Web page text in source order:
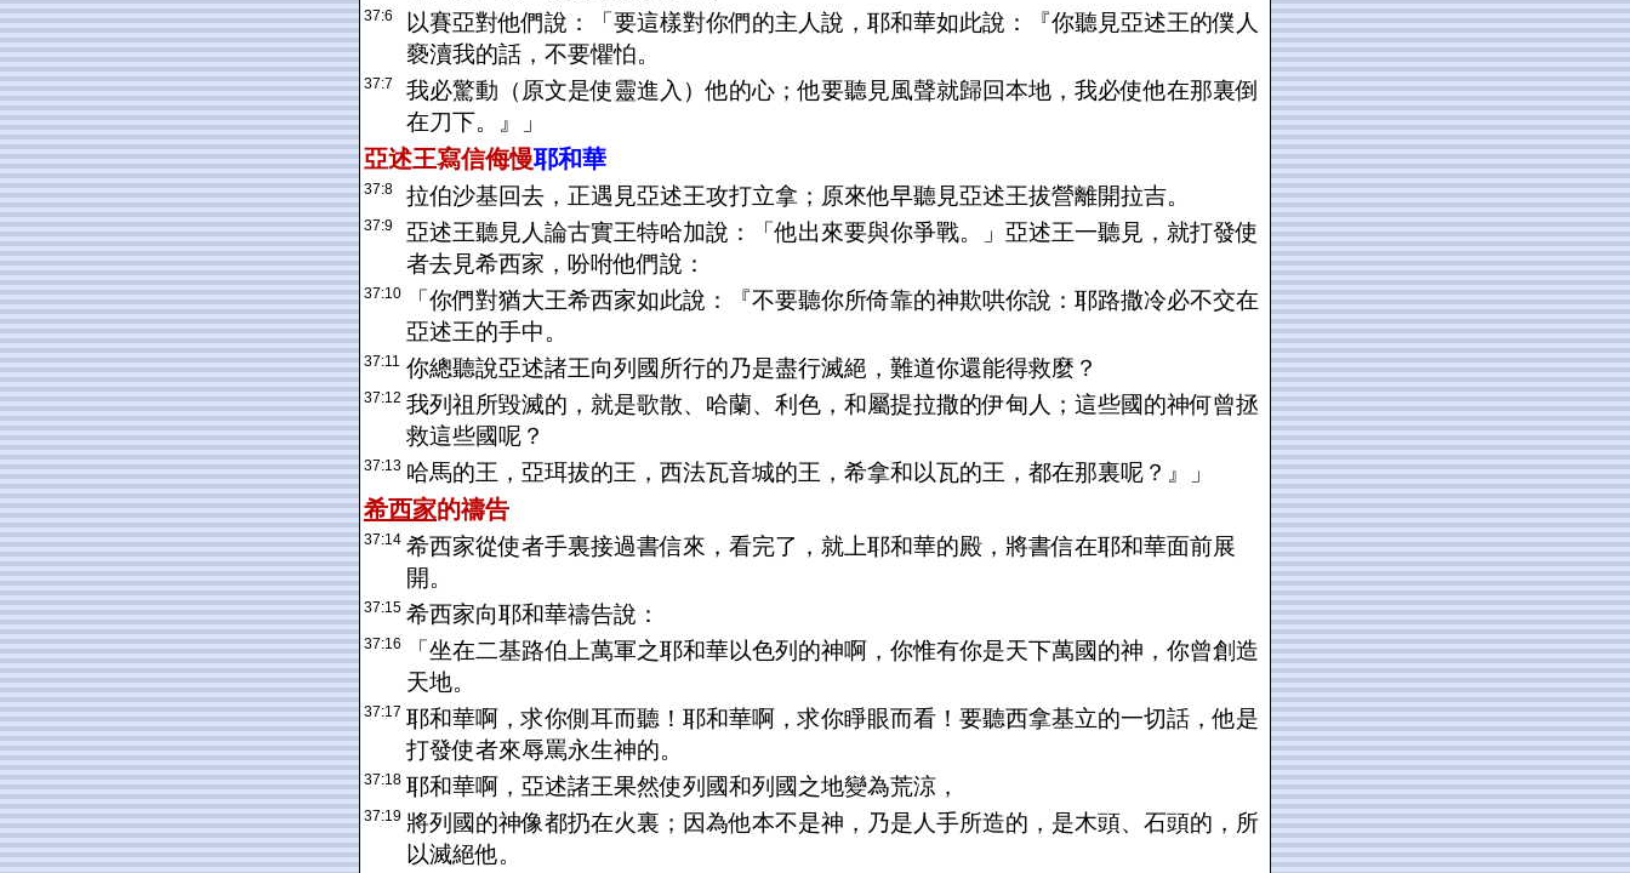
37:6
以賽亞對他們說：「要這樣對你們的主人說，耶和華如此說：『你聽見亞述王的僕人
褻瀆我的話，不要懼怕。
37:7
我必驚動（原文是使靈進入）他的心；他要聽見風聲就歸回本地，我必使他在那裏倒
在刀下。』」
亞述王寫信侮慢耶和華
37:8 拉伯沙基回去，正遇見亞述王攻打立拿；原來他早聽見亞述王拔營離開拉吉。
37:9
亞述王聽見人論古實王特哈加說：「他出來要與你爭戰。」亞述王一聽見，就打發使
者去見希西家，吩咐他們說：
37:10
「你們對猶大王希西家如此說：『不要聽你所倚靠的神欺哄你說：耶路撒冷必不交在
亞述王的手中。
37:11 你總聽說亞述諸王向列國所行的乃是盡行滅絕，難道你還能得救麼？
37:12 我列祖所毀滅的，就是歌散、哈蘭、利色，和屬提拉撒的伊甸人；這些國的神何曾拯
救這些國呢？
37:13 哈馬的王，亞珥拔的王，西法瓦音城的王，希拿和以瓦的王，都在那裏呢？』」
希西家的禱告
37:14 希西家從使者手裏接過書信來，看完了，就上耶和華的殿，將書信在耶和華面前展
開。
37:15 希西家向耶和華禱告說：
37:16
「坐在二基路伯上萬軍之耶和華以色列的神啊，你惟有你是天下萬國的神，你曾創造
天地。
37:17 耶和華啊，求你側耳而聽！耶和華啊，求你睜眼而看！要聽西拿基立的一切話，他是
打發使者來辱罵永生神的。
37:18 耶和華啊，亞述諸王果然使列國和列國之地變為荒涼，
37:19 將列國的神像都扔在火裏；因為他本不是神，乃是人手所造的，是木頭、石頭的，所
以滅絕他。